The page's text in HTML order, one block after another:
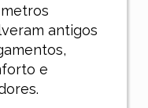
antigos
e